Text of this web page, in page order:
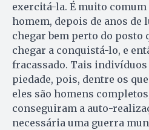
exercitá-la. É muito
homem, depois de anos de
chegar bem perto do posto
chegar a conquistá-lo, e
fracassado. Tais
piedade, pois, dentre os
eles são homens
conseguiram a auto-
necessária uma guerra